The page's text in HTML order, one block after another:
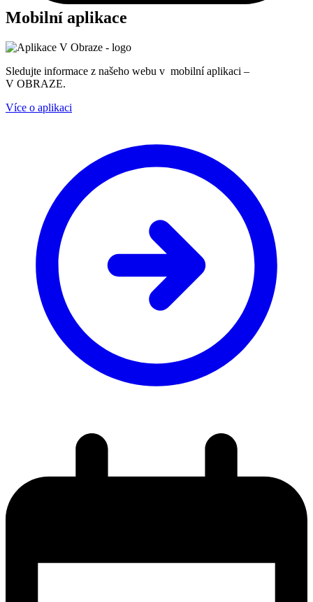
Mobilní aplikace
Sledujte informace z našeho webu v mobilní aplikaci –
V OBRAZE.
Více o aplikaci